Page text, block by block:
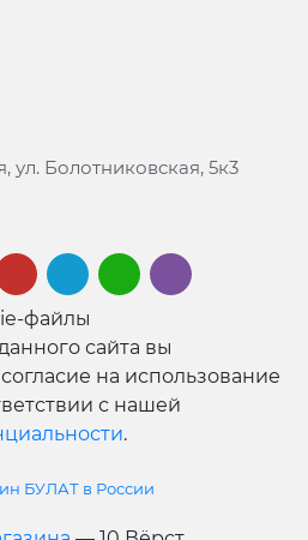
ул. Болотниковская, 5к3
файлы
сайта вы
на использование
с нашей
.
БУЛАТ в России